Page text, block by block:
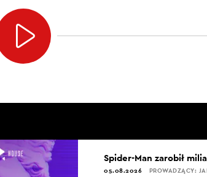
Spider-Man zarobił
05.08.2026 PROWADZĄCY: